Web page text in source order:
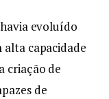
evoluído
capacidade
criação de
de